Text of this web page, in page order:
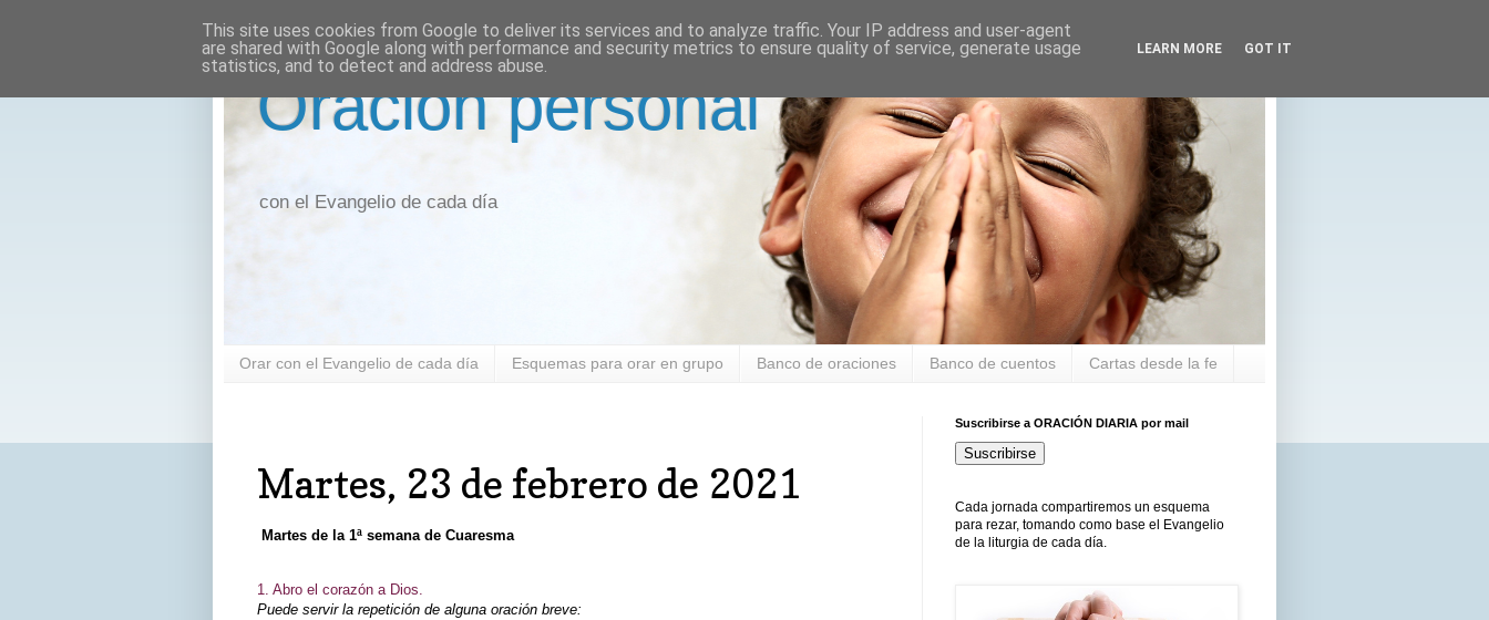
Oración personal
con el Evangelio de cada día
Orar con el Evangelio de cada día Esquemas para orar en grupo Banco de oraciones Banco de cuentos Cartas desde la fe
Martes, 23 de febrero de 2021
Martes de la 1ª semana de Cuaresma
1. Abro el corazón a Dios.
Puede servir la repetición de alguna oración breve:
Suscribirse a ORACIÓN DIARIA por mail
Suscribirse
Cada jornada compartiremos un esquema
para rezar, tomando como base el Evangelio
de la liturgia de cada día.
This site uses cookies from Google to deliver its services and to analyze traffic. Your IP address and user-agent
are shared with Google along with performance and security metrics to ensure quality of service, generate usage
statistics, and to detect and address abuse.
LEARN MORE GOT IT